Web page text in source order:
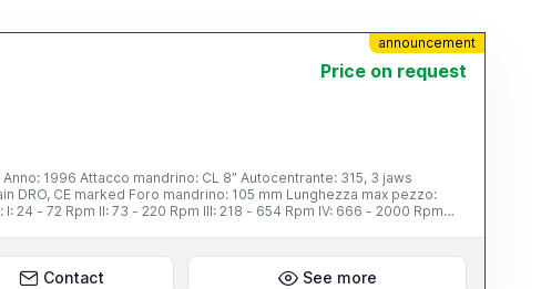
announcement
Price on request
Contact See more